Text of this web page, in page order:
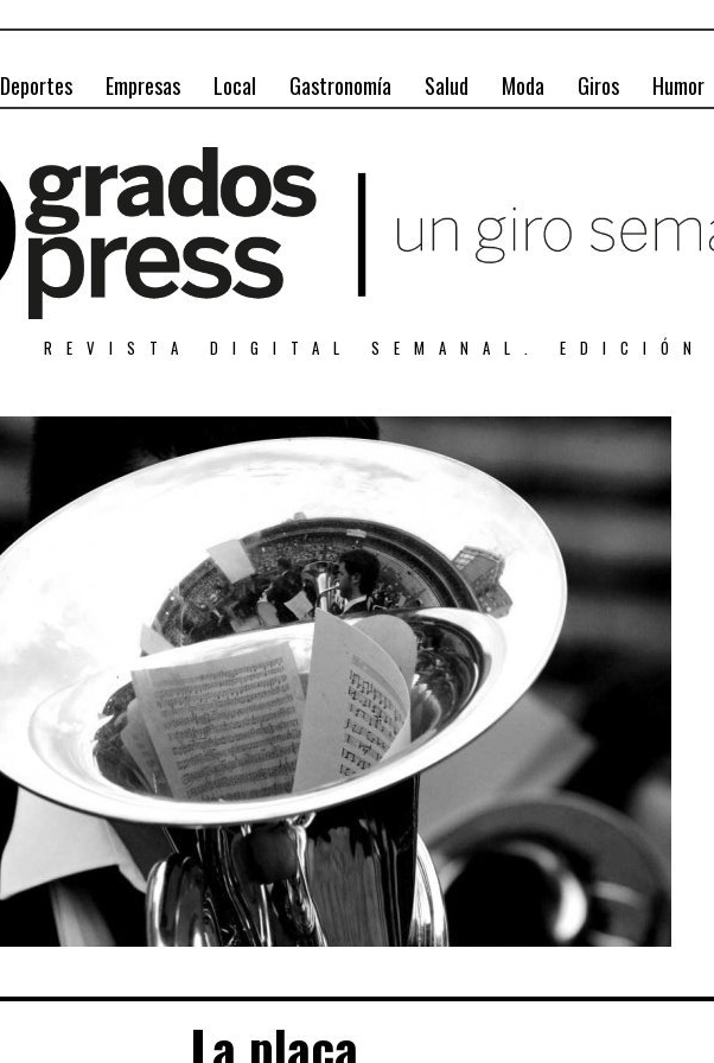
Deportes Empresas Local Gastronomía Salud Moda Giros Humor
REVISTA DIGITAL SEMANAL.
La placa